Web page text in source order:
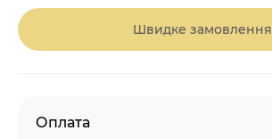
Швидке замовлення
Оплата